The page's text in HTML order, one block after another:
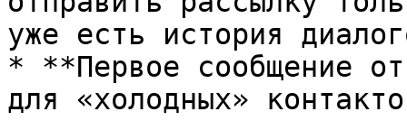
уже есть история
* **Первое сообщение
для «холодных»